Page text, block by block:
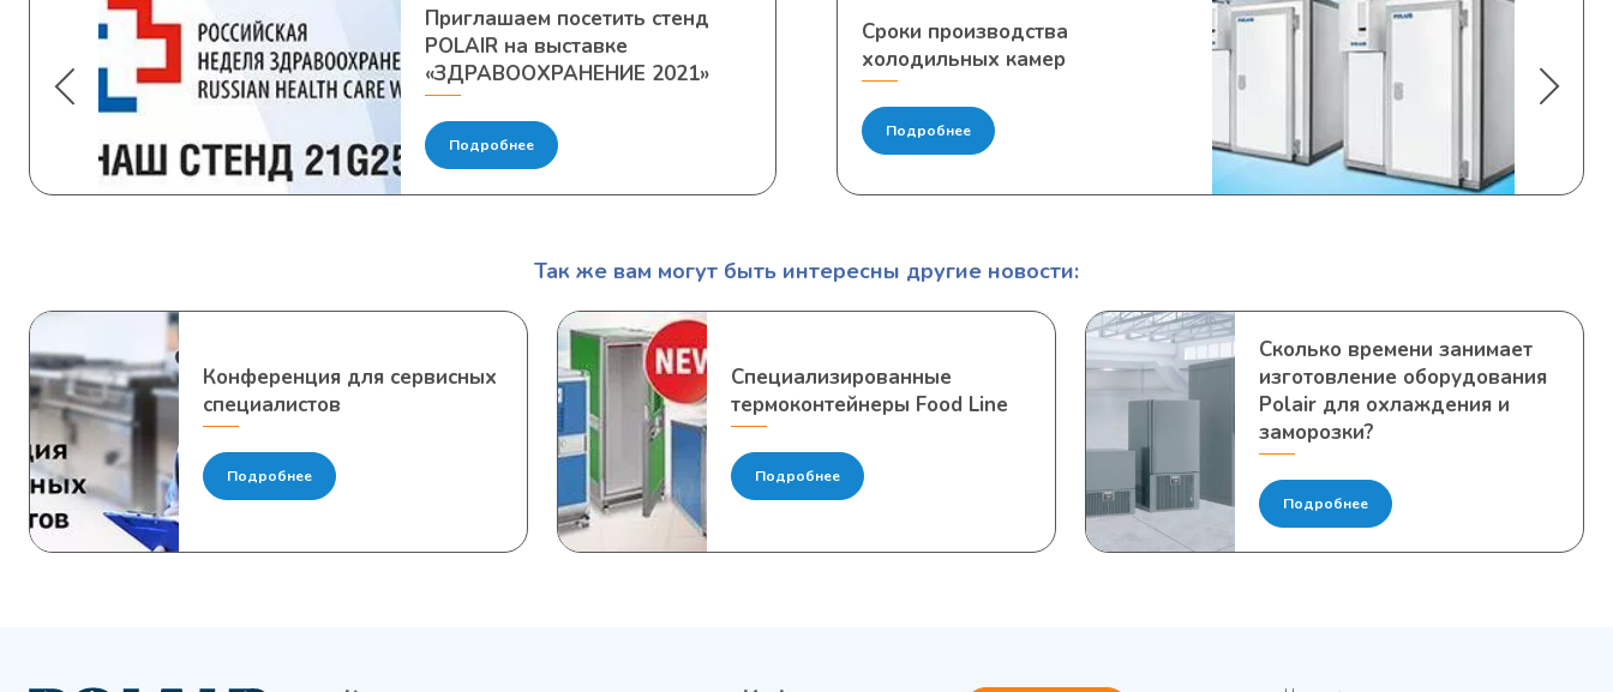
Приглашаем посетить стенд
POLAIR на выставке
«ЗДРАВООХРАНЕНИЕ 2021»
Подробнее
Сроки производства
холодильных камер
Подробнее
Так же вам могут быть интересны другие новости:
Конференция для сервисных
специалистов
Подробнее
Специализированные
термоконтейнеры Food Line
Подробнее
Сколько времени занимает
изготовление оборудования
Polair для охлаждения и
заморозки?
Подробнее